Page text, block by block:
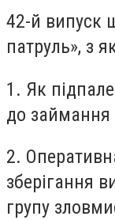
42-й випуск
патруль», з
1. Як
до займання
2.
зберігання
групу